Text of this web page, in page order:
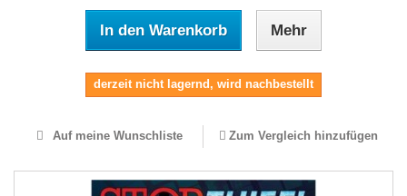
In den Warenkorb Mehr
derzeit nicht lagernd, wird nachbestellt
Auf meine Wunschliste Zum Vergleich hinzufügen